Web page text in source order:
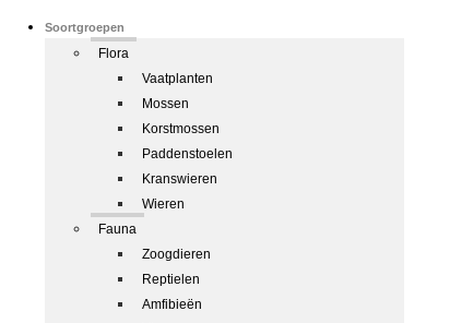
Soortgroepen
Flora
Vaatplanten
Mossen
Korstmossen
Paddenstoelen
Kranswieren
Wieren
Fauna
Zoogdieren
Reptielen
Amfibieën